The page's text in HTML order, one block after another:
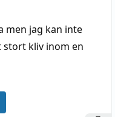
men jag kan inte
kliv inom en